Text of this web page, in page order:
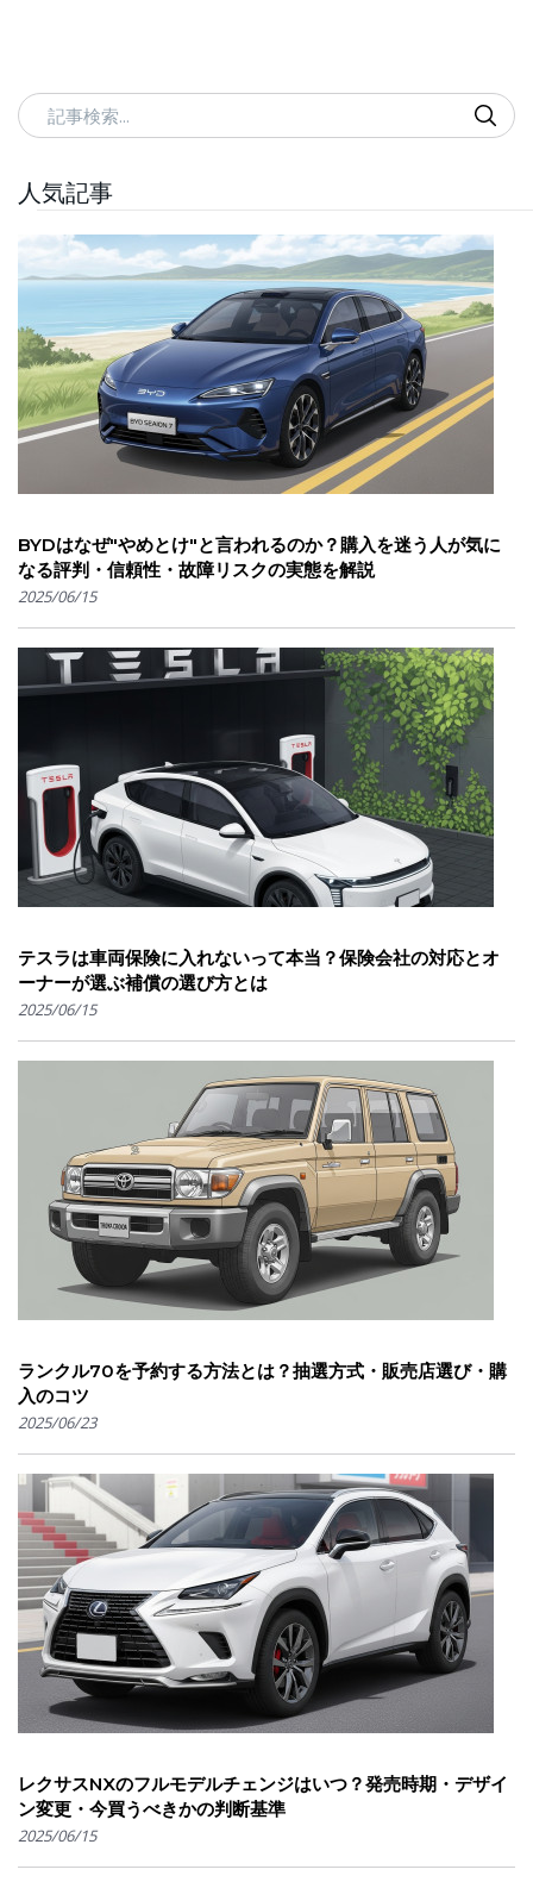
記事検索
人気記事
BYDはなぜ"やめとけ"と言われるのか？購入を迷う人が気に
なる評判・信頼性・故障リスクの実態を解説
2025/06/15
テスラは車両保険に入れないって本当？保険会社の対応とオ
ーナーが選ぶ補償の選び方とは
2025/06/15
ランクル70を予約する方法とは？抽選方式・販売店選び・購
入のコツ
2025/06/23
レクサスNXのフルモデルチェンジはいつ？発売時期・デザイ
ン変更・今買うべきかの判断基準
2025/06/15